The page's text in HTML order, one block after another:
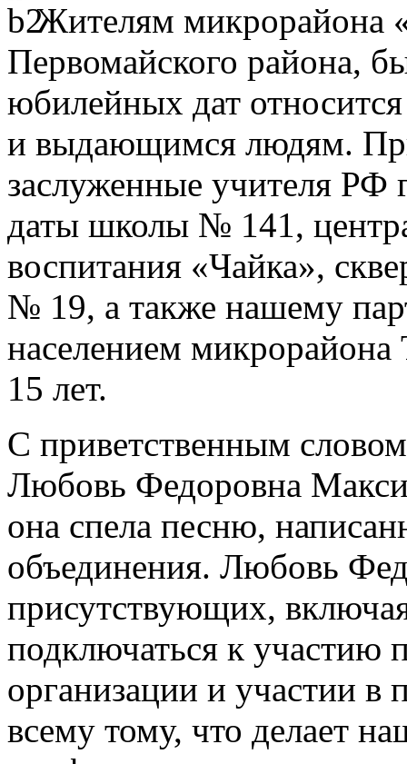
Жителям микрорайона
Первомайского района,
юбилейных дат
и выдающимся людям.
заслуженные учителя
даты школы № 141,
воспитания «Чайка»,
№ 19, а также нашему
населением
15 лет.
С приветственным
Любовь Федоровна
она спела песню,
объединения. Любовь
присутствующих,
подключаться к участию
организации и участии
всему тому, что делает